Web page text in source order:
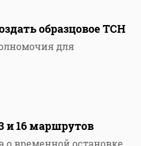
образцовое ТСН
для
и 16 маршрутов
временной остановке